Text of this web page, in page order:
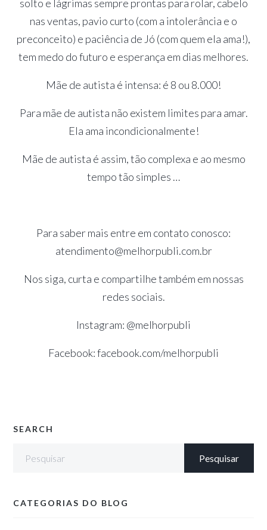
solto e lágrimas sempre prontas para rolar, cabelo
nas ventas, pavio curto (com a intolerância e o
preconceito) e paciência de Jó (com quem ela ama!),
tem medo do futuro e esperança em dias melhores.
Mãe de autista é intensa: é 8 ou 8.000!
Para mãe de autista não existem limites para amar.
Ela ama incondicionalmente!
Mãe de autista é assim, tão complexa e ao mesmo
tempo tão simples …
Para saber mais entre em contato conosco:
atendimento@melhorpubli.com.br
Nos siga, curta e compartilhe também em nossas
redes sociais.
Instagram: @melhorpubli
Facebook: facebook.com/melhorpubli
SEARCH
CATEGORIAS DO BLOG